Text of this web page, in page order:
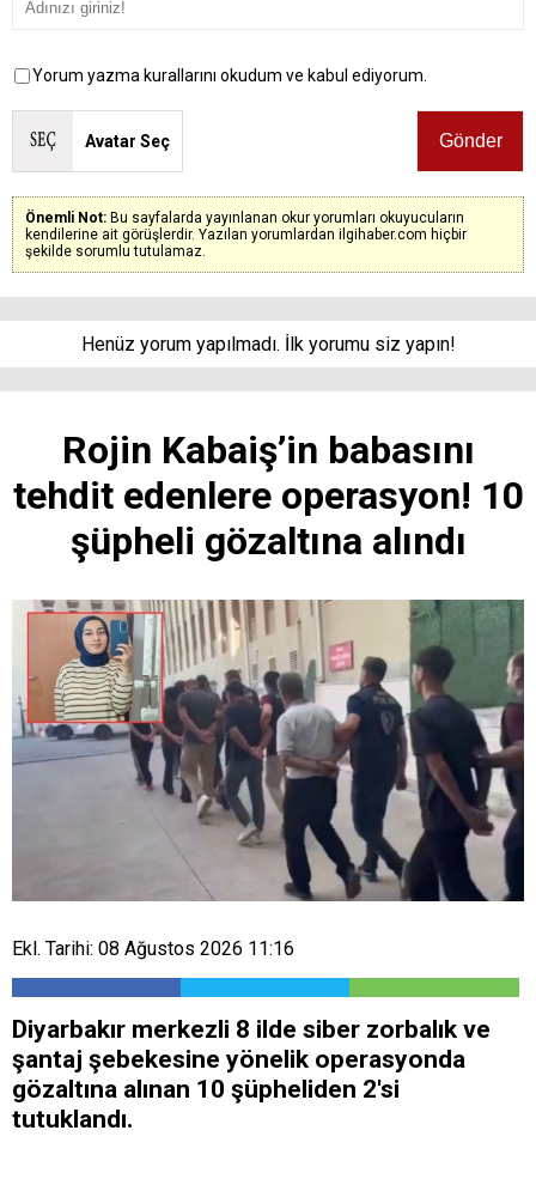
Yorum yazma kurallarını okudum ve kabul ediyorum.
Avatar Seç
Önemli Not: Bu sayfalarda yayınlanan okur yorumları okuyucuların
kendilerine ait görüşlerdir. Yazılan yorumlardan ilgihaber.com hiçbir
şekilde sorumlu tutulamaz.
Henüz yorum yapılmadı. İlk yorumu siz yapın!
Rojin Kabaiş’in babasını
tehdit edenlere operasyon! 10
şüpheli gözaltına alındı
Ekl. Tarihi: 08 Ağustos 2026 11:16
Diyarbakır merkezli 8 ilde siber zorbalık ve
şantaj şebekesine yönelik operasyonda
gözaltına alınan 10 şüpheliden 2'si
tutuklandı.